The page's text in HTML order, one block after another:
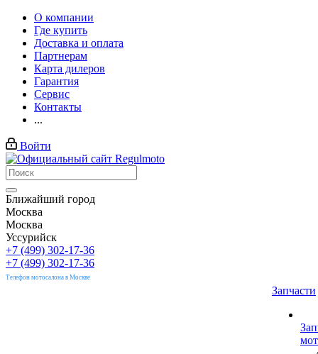
О компании
Где купить
Доставка и оплата
Партнерам
Карта дилеров
Гарантия
Сервис
Контакты
...
Войти
Ближайший город
Москва
Москва
Уссурийск
+7 (499) 302-17-36
+7 (499) 302-17-36
Телефон мотосалона в Москве
Запчасти